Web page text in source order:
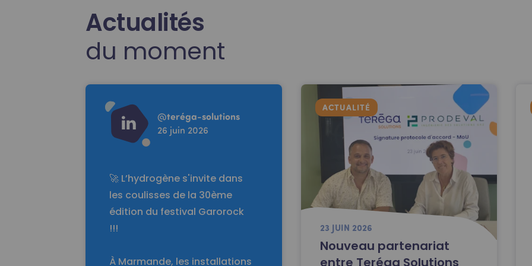
Actualités
du moment
Read more
@teréga-solutions
26 juin 2026
🚀 L’hydrogène s'invite dans
les coulisses de la 30ème
édition du festival Garorock
!!!
À Marmande, les installations
ACTUALITÉ
23 JUIN 2026
Nouveau partenariat
entre Teréga Solutions